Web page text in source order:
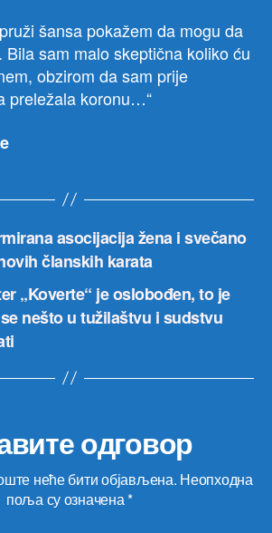
šansa pokažem da mogu da
Bila sam malo skeptična koliko ću
obzirom da sam prije
preležala koronu…“
asocijacija žena i svečano
članskih karata
„Koverte“ je oslobođen, to je
nešto u tužilaštvu i sudstvu
одговор
неће бити објављена. Неопходна
поља су означена*